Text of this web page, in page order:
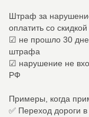
Штраф за
оплатить со
☑ не прошло 30
штрафа
☑ нарушение не
РФ
Примеры, когда
✅ Переход дороги